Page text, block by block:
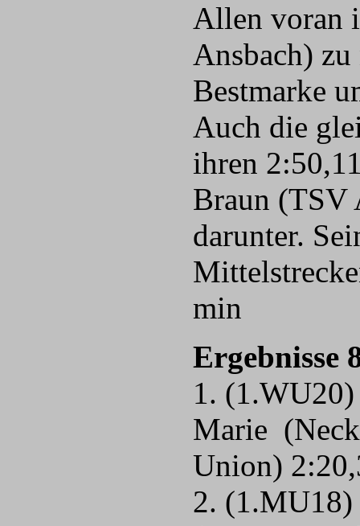
Allen voran
Ansbach)
Bestmarke
Auch die
ihren
Braun (TSV
darunter.
min
Ergebnisse
1.
Marie
Union)
2.